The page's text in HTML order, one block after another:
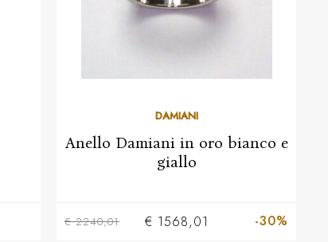
DAMIANI
Anello Damiani in oro bianco e
giallo
€ 2240,01 € 1568,01 -30%